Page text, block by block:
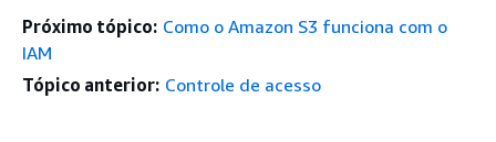
Próximo tópico: Como o Amazon S3 funciona com o
IAM
Tópico anterior: Controle de acesso